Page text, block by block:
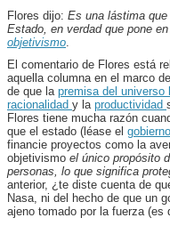
Flores dijo: Es una lástima
Estado, en verdad que pone
objetivismo.
El comentario de Flores está
aquella columna en el marco
de que la premisa del universo
racionalidad y la productividad
Flores tiene mucha razón
que el estado (léase el gobierno
financie proyectos como la
objetivismo el único propósito
personas, lo que significa
anterior, ¿te diste cuenta de
Nasa, ni del hecho de que un
ajeno tomado por la fuerza (es